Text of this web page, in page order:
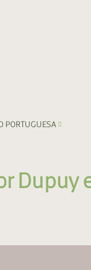
PORTUGUESA
Dupuy